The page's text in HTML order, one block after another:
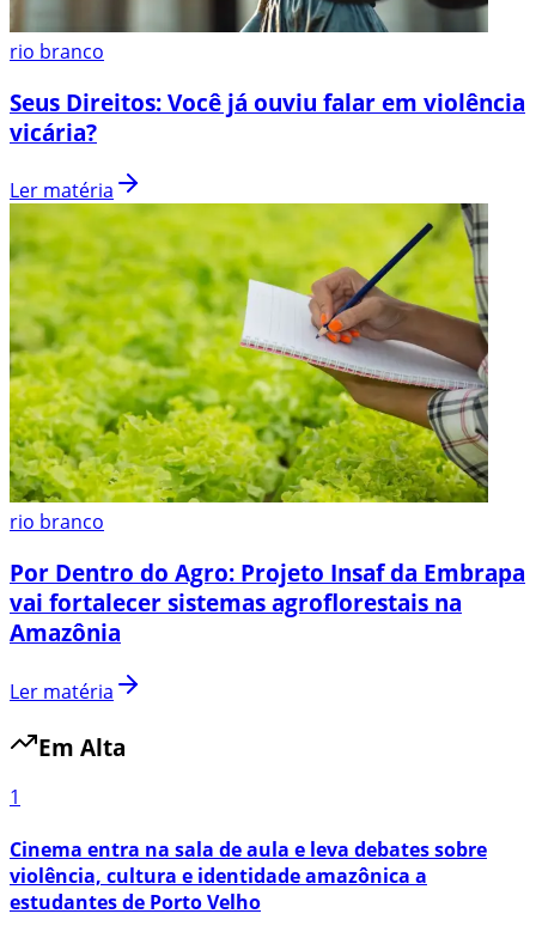
rio branco
Seus Direitos: Você já ouviu falar em violência
vicária?
Ler matéria
rio branco
Por Dentro do Agro: Projeto Insaf da Embrapa
vai fortalecer sistemas agroflorestais na
Amazônia
Ler matéria
Em Alta
1
Cinema entra na sala de aula e leva debates sobre
violência, cultura e identidade amazônica a
estudantes de Porto Velho